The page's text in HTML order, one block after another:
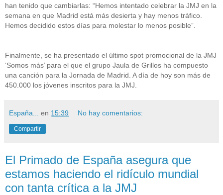
han tenido que cambiarlas: “Hemos intentado celebrar la JMJ en la
semana en que Madrid está más desierta y hay menos tráfico.
Hemos decidido estos días para molestar lo menos posible”.
Finalmente, se ha presentado el último spot promocional de la JMJ
‘Somos más’ para el que el grupo Jaula de Grillos ha compuesto
una canción para la Jornada de Madrid. A día de hoy son más de
450.000 los jóvenes inscritos para la JMJ.
España... en 15:39 No hay comentarios:
Compartir
El Primado de España asegura que
estamos haciendo el ridículo mundial
con tanta crítica a la JMJ